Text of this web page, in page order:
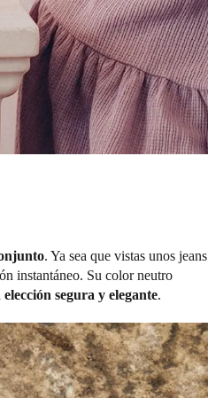
. Ya sea que vistas unos jeans
instantáneo. Su color neutro
elección segura y elegante.